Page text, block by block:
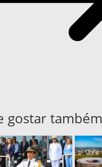
gostar também